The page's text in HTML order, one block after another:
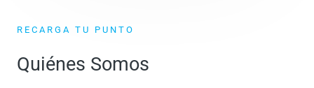
RECARGA TU PUNTO
Quiénes Somos